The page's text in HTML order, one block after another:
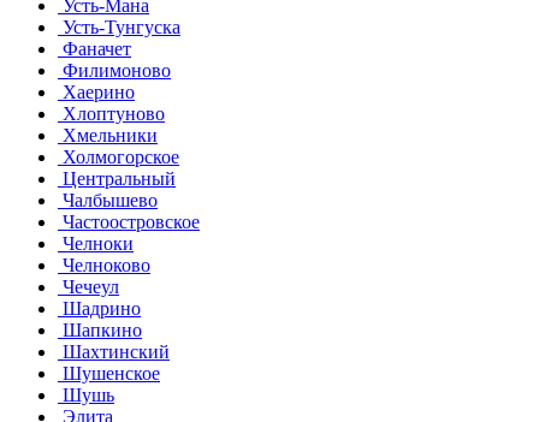
Усть-Мана
Усть-Тунгуска
Фаначет
Филимоново
Хаерино
Хлоптуново
Хмельники
Холмогорское
Центральный
Чалбышево
Частоостровское
Челноки
Челноково
Чечеул
Шадрино
Шапкино
Шахтинский
Шушенское
Шушь
Элита